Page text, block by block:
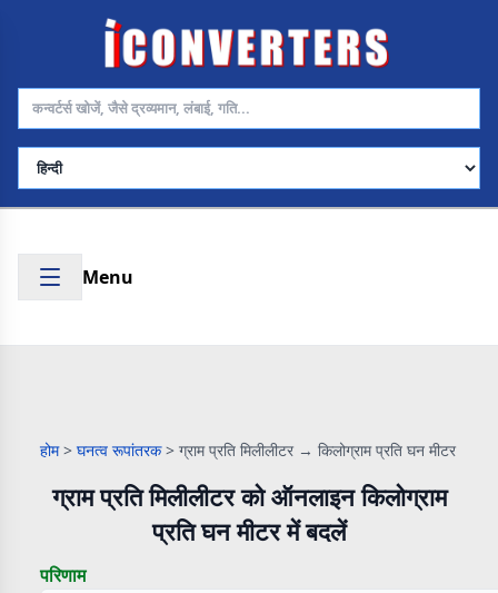
भाषा चुनें
Menu
होम > घनत्व रूपांतरक > ग्राम प्रति मिलीलीटर → किलोग्राम प्रति घन मीटर
ग्राम प्रति मिलीलीटर को ऑनलाइन किलोग्राम
प्रति घन मीटर में बदलें
परिणाम